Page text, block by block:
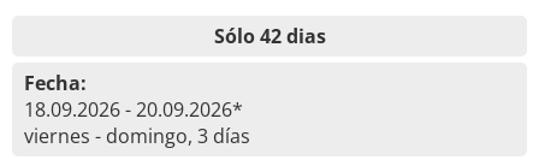
Sólo 42 dias
Fecha:
18.09.2026 - 20.09.2026*
viernes - domingo, 3 días